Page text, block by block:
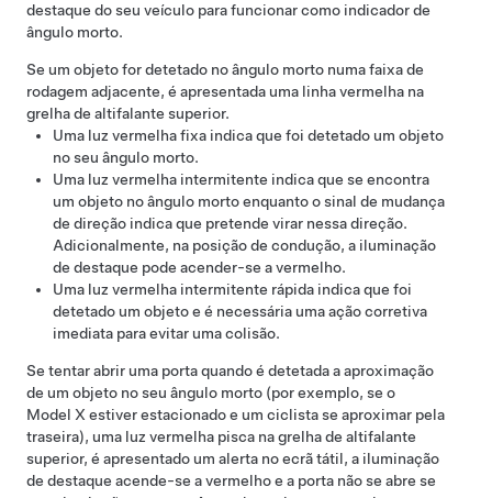
destaque do seu veículo para funcionar como indicador de
ângulo morto.
Se um objeto for detetado no ângulo morto numa faixa de
rodagem adjacente, é apresentada uma linha vermelha na
grelha de altifalante superior.
Uma luz vermelha fixa indica que foi detetado um objeto
no seu ângulo morto.
Uma luz vermelha intermitente indica que se encontra
um objeto no ângulo morto enquanto o sinal de mudança
de direção indica que pretende virar nessa direção.
Adicionalmente, na posição de condução, a iluminação
de destaque pode acender-se a vermelho.
Uma luz vermelha intermitente rápida indica que foi
detetado um objeto e é necessária uma ação corretiva
imediata para evitar uma colisão.
Se tentar abrir uma porta quando é detetada a aproximação
de um objeto no seu ângulo morto (por exemplo, se o
Model X estiver estacionado e um ciclista se aproximar pela
traseira), uma luz vermelha pisca na grelha de altifalante
superior, é apresentado um alerta no ecrã tátil, a iluminação
de destaque acende-se a vermelho e a porta não se abre se